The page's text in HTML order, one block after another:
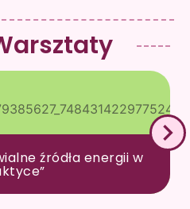
źródła energii w